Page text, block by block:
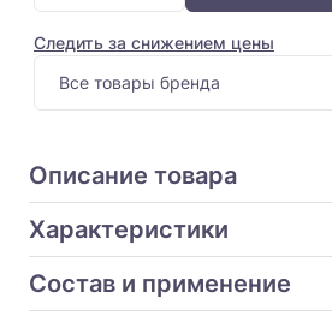
Следить за снижением цены
Все товары бренда
Описание товара
Характеристики
Состав и применение